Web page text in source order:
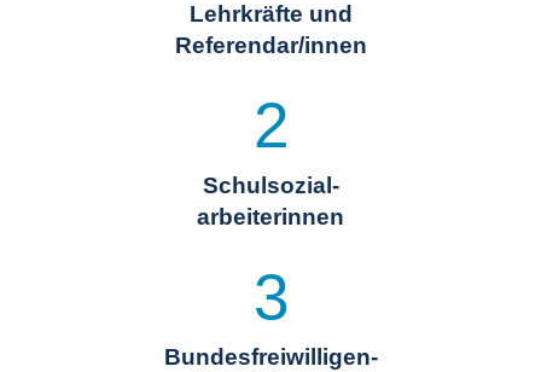
Lehrkräfte und
Referendar/innen
2
Schulsozial-
arbeiterinnen
3
Bundesfreiwilligen-